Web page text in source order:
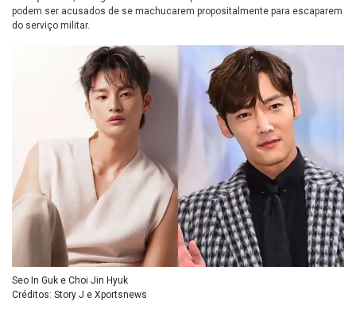
podem ser acusados de se machucarem propositalmente para escaparem
do serviço militar.
Seo In Guk e Choi Jin Hyuk
Créditos: Story J e Xportsnews